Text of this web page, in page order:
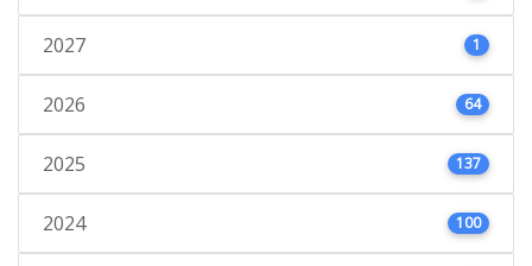
2027 1
2026 64
2025 137
2024 100